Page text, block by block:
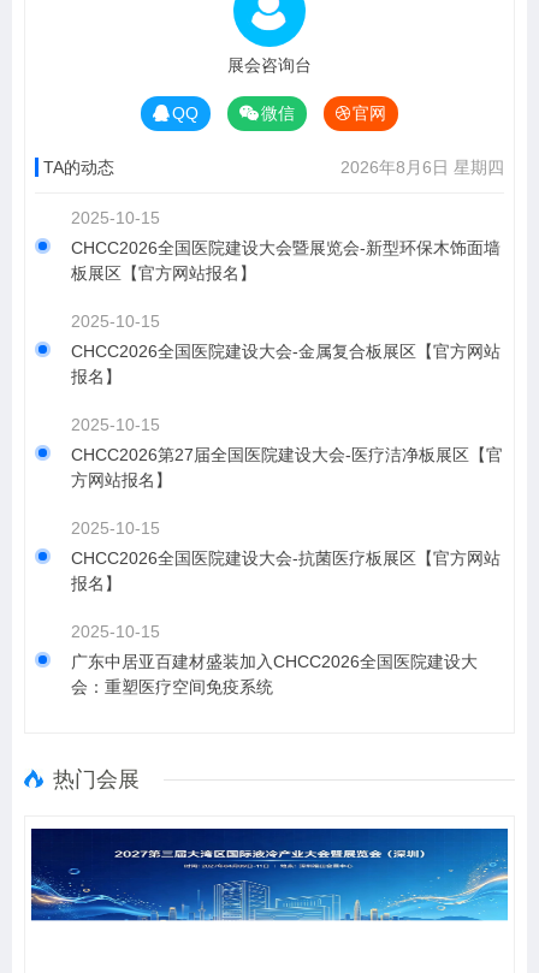
展会咨询台
QQ 微信 官网
TA的动态 2026年8月6日 星期四
2025-10-15
CHCC2026全国医院建设大会暨展览会-新型环保木饰面墙
板展区【官方网站报名】
2025-10-15
CHCC2026全国医院建设大会-金属复合板展区【官方网站
报名】
2025-10-15
CHCC2026第27届全国医院建设大会-医疗洁净板展区【官
方网站报名】
2025-10-15
CHCC2026全国医院建设大会-抗菌医疗板展区【官方网站
报名】
2025-10-15
​广东中居亚百建材盛装加入CHCC2026全国医院建设大
会：重塑医疗空间免疫系统
热门会展